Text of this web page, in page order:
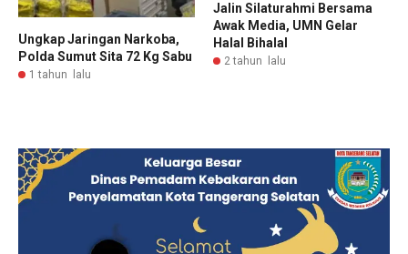
Ungkap Jaringan Narkoba,
Polda Sumut Sita 72 Kg Sabu
1 tahun lalu
Jalin Silaturahmi Bersama
Awak Media, UMN Gelar
Halal Bihalal
2 tahun lalu